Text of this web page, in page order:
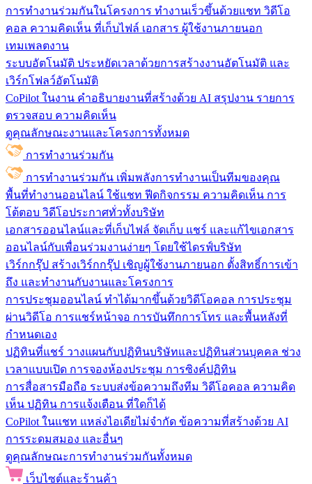
การทำงานร่วมกันในโครงการ ทํางานเร็วขึ้นด้วยแชท วิดีโอ
คอล ความคิดเห็น ที่เก็บไฟล์ เอกสาร ผู้ใช้งานภายนอก
เทมเพลตงาน
ระบบอัตโนมัติ ประหยัดเวลาด้วยการสร้างงานอัตโนมัติ และ
เวิร์กโฟลว์อัตโนมัติ
CoPilot ในงาน คำอธิบายงานที่สร้างด้วย AI สรุปงาน รายการ
ตรวจสอบ ความคิดเห็น
ดูคุณลักษณะงานและโครงการทั้งหมด
การทำงานร่วมกัน
การทำงานร่วมกัน เพิ่มพลังการทำงานเป็นทีมของคุณ
พื้นที่ทำงานออนไลน์ ใช้แชท ฟีดกิจกรรม ความคิดเห็น การ
โต้ตอบ วิดีโอประกาศทั่วทั้งบริษัท
เอกสารออนไลน์และที่เก็บไฟล์ จัดเก็บ แชร์ และแก้ไขเอกสาร
ออนไลน์กับเพื่อนร่วมงานง่ายๆ โดยใช้ไดรฟ์บริษัท
เวิร์กกรุ๊ป สร้างเวิร์กกรุ๊ป เชิญผู้ใช้งานภายนอก ตั้งสิทธิ์การเข้า
ถึง และทำงานกับงานและโครงการ
การประชุมออนไลน์ ทำได้มากขึ้นด้วยวิดีโอคอล การประชุม
ผ่านวิดีโอ การแชร์หน้าจอ การบันทึกการโทร และพื้นหลังที่
กำหนดเอง
ปฏิทินที่แชร์ วางแผนกับปฏิทินบริษัทและปฏิทินส่วนบุคคล ช่วง
เวลาแบบเปิด การจองห้องประชุม การซิงค์ปฏิทิน
การสื่อสารมือถือ ระบบส่งข้อความถึงทีม วิดีโอคอล ความคิด
เห็น ปฏิทิน การแจ้งเตือน ที่ใดก็ได้
CoPilot ในแชท แหล่งไอเดียไม่จำกัด ข้อความที่สร้างด้วย AI
การระดมสมอง และอื่นๆ
ดูคุณลักษณะการทำงานร่วมกันทั้งหมด
เว็บไซต์และร้านค้า